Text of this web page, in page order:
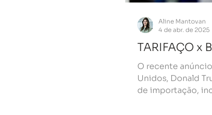
TARIFAÇO x
O recente
Unidos, Donald
de importação,
Aline Mantovan
4 de abr. de 2025